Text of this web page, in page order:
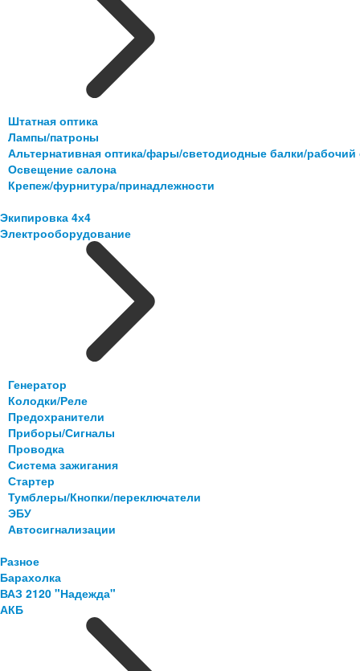
Штатная оптика
Лампы/патроны
Альтернативная оптика/фары/светодиодные балки/рабочий
Освещение салона
Крепеж/фурнитура/принадлежности
Экипировка 4х4
Электрооборудование
Генератор
Колодки/Реле
Предохранители
Приборы/Сигналы
Проводка
Система зажигания
Стартер
Тумблеры/Кнопки/переключатели
ЭБУ
Автосигнализации
Разное
Барахолка
ВАЗ 2120 "Надежда"
АКБ